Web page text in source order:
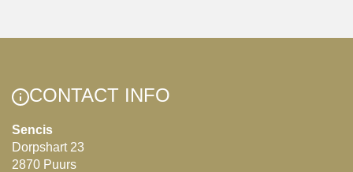
variaties.
optie
kan
CONTACT INFO
Sencis
Dorpshart 23
2870 Puurs